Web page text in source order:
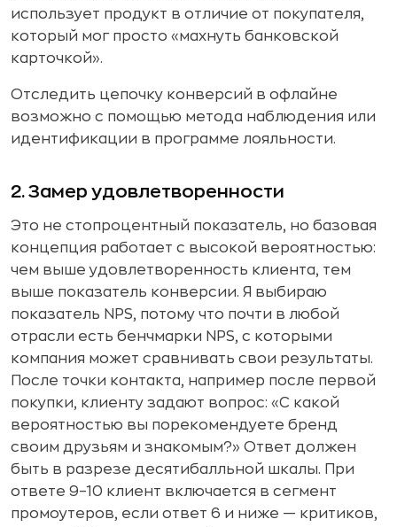
использует продукт в отличие от покупателя,
который мог просто «махнуть банковской
карточкой».
Отследить цепочку конверсий в офлайне
возможно с помощью метода наблюдения или
идентификации в программе лояльности.
2. Замер удовлетворенности
Это не стопроцентный показатель, но базовая
концепция работает с высокой вероятностью:
чем выше удовлетворенность клиента, тем
выше показатель конверсии. Я выбираю
показатель NPS, потому что почти в любой
отрасли есть бенчмарки NPS, с которыми
компания может сравнивать свои результаты.
После точки контакта, например после первой
покупки, клиенту задают вопрос: «С какой
вероятностью вы порекомендуете бренд
своим друзьям и знакомым?» Ответ должен
быть в разрезе десятибалльной шкалы. При
ответе 9–10 клиент включается в сегмент
промоутеров, если ответ 6 и ниже — критиков,